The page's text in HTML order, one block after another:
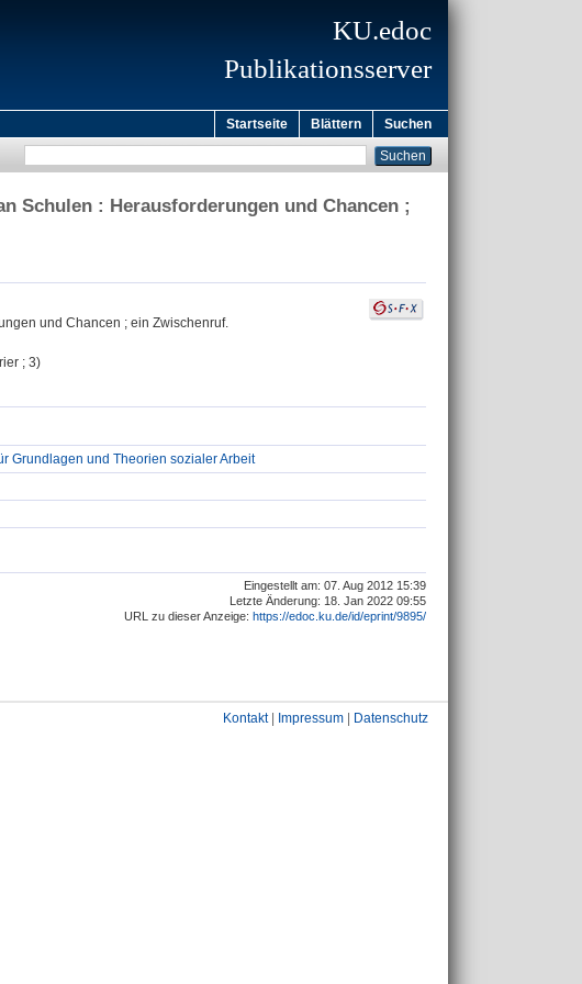
KU.edoc
Publikationsserver
Startseite Blättern Suchen
Schulen : Herausforderungen und Chancen ;
und Chancen ; ein Zwischenruf.
; 3)
Grundlagen und Theorien sozialer Arbeit
Eingestellt am: 07. Aug 2012 15:39
Letzte Änderung: 18. Jan 2022 09:55
URL zu dieser Anzeige: https://edoc.ku.de/id/eprint/9895/
Kontakt| Impressum Datenschutz